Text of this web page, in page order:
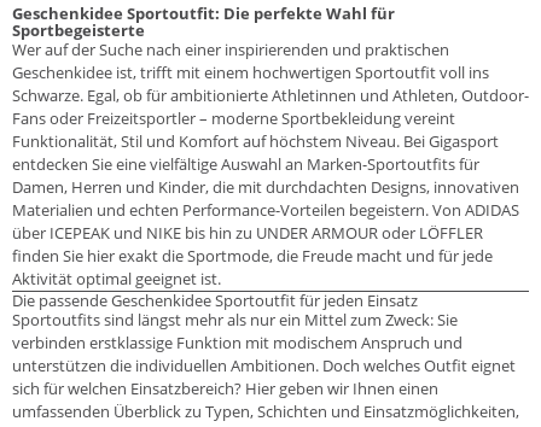
Geschenkidee Sportoutfit: Die perfekte Wahl für
Sportbegeisterte
Wer auf der Suche nach einer inspirierenden und praktischen
Geschenkidee ist, trifft mit einem hochwertigen Sportoutfit voll ins
Schwarze. Egal, ob für ambitionierte Athletinnen und Athleten, Outdoor-
Fans oder Freizeitsportler – moderne Sportbekleidung vereint
Funktionalität, Stil und Komfort auf höchstem Niveau. Bei Gigasport
entdecken Sie eine vielfältige Auswahl an Marken-Sportoutfits für
Damen, Herren und Kinder, die mit durchdachten Designs, innovativen
Materialien und echten Performance-Vorteilen begeistern. Von ADIDAS
über ICEPEAK und NIKE bis hin zu UNDER ARMOUR oder LÖFFLER
finden Sie hier exakt die Sportmode, die Freude macht und für jede
Aktivität optimal geeignet ist.
Die passende Geschenkidee Sportoutfit für jeden Einsatz
Sportoutfits sind längst mehr als nur ein Mittel zum Zweck: Sie
verbinden erstklassige Funktion mit modischem Anspruch und
unterstützen die individuellen Ambitionen. Doch welches Outfit eignet
sich für welchen Einsatzbereich? Hier geben wir Ihnen einen
umfassenden Überblick zu Typen, Schichten und Einsatzmöglichkeiten,